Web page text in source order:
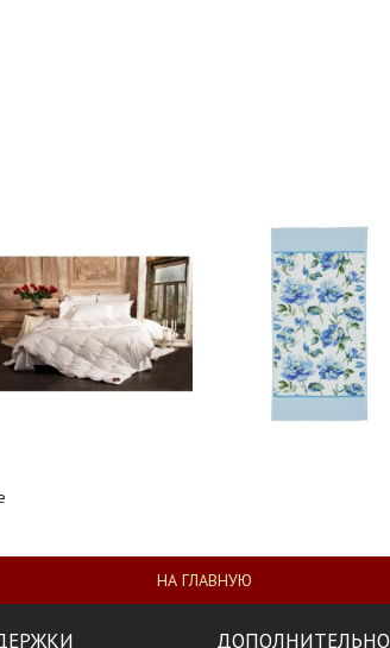
НА ГЛАВНУЮ
ДОПОЛНИТЕЛЬНО